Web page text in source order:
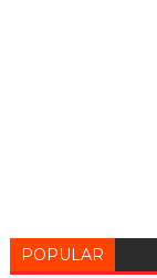
POPULAR